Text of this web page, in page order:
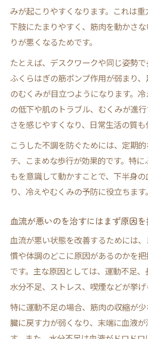
みが起こりやすくなります。これは
下肢にたまりやすく、筋肉を動かさ
りが悪くなるためです。
たとえば、デスクワークや同じ姿勢で
ふくらはぎの筋ポンプ作用が弱まり
のむくみが目立つようになります。
の低下や肌のトラブル、むくみが進
さを感じやすくなり、日常生活の質も
こうした不調を防ぐためには、定期
チ、こまめな歩行が効果的です。特に
もを意識して動かすことで、下半身
り、冷えやむくみの予防に役立ちます。
血流が悪いのを治すにはまず原因
血流が悪い状態を改善するためには
慣や体調のどこに原因があるのかを
です。主な原因としては、運動不足、
水分不足、ストレス、喫煙などが挙げ
特に運動不足の場合、筋肉の収縮が
臓に戻す力が弱くなり、末端に血液